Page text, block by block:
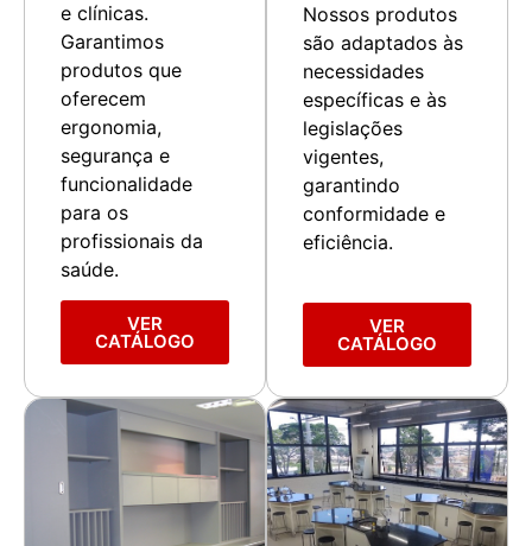
e clínicas.
Garantimos
produtos que
oferecem
ergonomia,
segurança e
funcionalidade
para os
profissionais da
saúde.
VER
CATÁLOGO
Nossos produtos
são adaptados às
necessidades
específicas e às
legislações
vigentes,
garantindo
conformidade e
eficiência.
VER
CATÁLOGO